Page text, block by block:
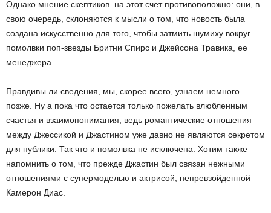
Однако мнение скептиков на этот счет противоположно: они, в
свою очередь, склоняются к мысли о том, что новость была
создана искусственно для того, чтобы затмить шумиху вокруг
помолвки поп-звезды Бритни Спирс и Джейсона Травика, ее
менеджера.
Правдивы ли сведения, мы, скорее всего, узнаем немного
позже. Ну а пока что остается только пожелать влюбленным
счастья и взаимопонимания, ведь романтические отношения
между Джессикой и Джастином уже давно не являются секретом
для публики. Так что и помолвка не исключена. Хотим также
напомнить о том, что прежде Джастин был связан нежными
отношениями с супермоделью и актрисой, непревзойденной
Камерон Диас.